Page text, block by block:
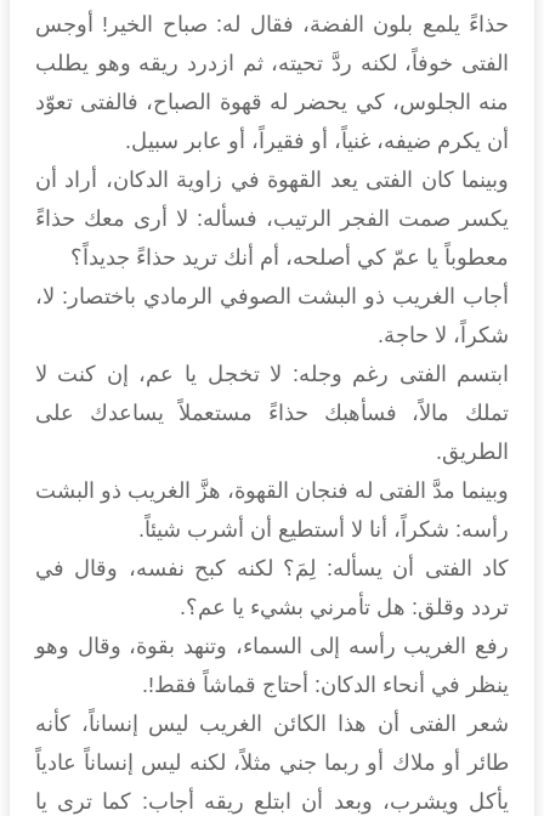
حذاءً يلمع بلون الفضة، فقال له: صباح الخير! أوجس
الفتى خوفاً، لكنه ردَّ تحيته، ثم ازدرد ريقه وهو يطلب
منه الجلوس، كي يحضر له قهوة الصباح، فالفتى تعوّد
أن يكرم ضيفه، غنياً، أو فقيراً، أو عابر سبيل.
وبينما كان الفتى يعد القهوة في زاوية الدكان، أراد أن
يكسر صمت الفجر الرتيب، فسأله: لا أرى معك حذاءً
معطوباً يا عمّ كي أصلحه، أم أنك تريد حذاءً جديداً؟
أجاب الغريب ذو البشت الصوفي الرمادي باختصار: لا،
شكراً، لا حاجة.
ابتسم الفتى رغم وجله: لا تخجل يا عم، إن كنت لا
تملك مالاً، فسأهبك حذاءً مستعملاً يساعدك على
الطريق.
وبينما مدَّ الفتى له فنجان القهوة، هزَّ الغريب ذو البشت
رأسه: شكراً، أنا لا أستطيع أن أشرب شيئاً.
كاد الفتى أن يسأله: لِمَ؟ لكنه كبح نفسه، وقال في
تردد وقلق: هل تأمرني بشيء يا عم؟.
رفع الغريب رأسه إلى السماء، وتنهد بقوة، وقال وهو
ينظر في أنحاء الدكان: أحتاج قماشاً فقط!.
شعر الفتى أن هذا الكائن الغريب ليس إنساناً، كأنه
طائر أو ملاك أو ربما جني مثلاً، لكنه ليس إنساناً عادياً
يأكل ويشرب، وبعد أن ابتلع ريقه أجاب: كما ترى يا